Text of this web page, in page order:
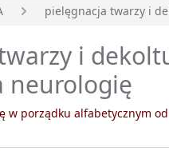
pielęgnacja twarzy i
i
neurologię
w porządku alfabetycznym